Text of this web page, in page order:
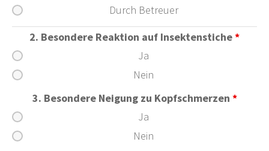
Durch Betreuer
2. Besondere Reaktion auf Insektenstiche*
Ja
Nein
3. Besondere Neigung zu Kopfschmerzen *
Ja
Nein